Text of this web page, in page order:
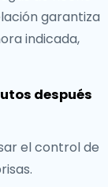
garantiza
indicada,
después
el control de